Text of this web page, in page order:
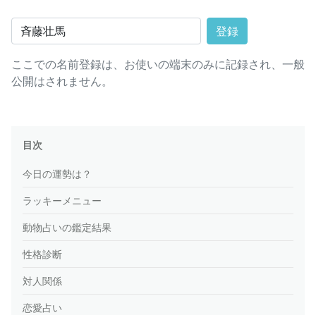
登録
ここでの名前登録は、お使いの端末のみに記録され、一般
公開はされません。
目次
今日の運勢は？
ラッキーメニュー
動物占いの鑑定結果
性格診断
対人関係
恋愛占い